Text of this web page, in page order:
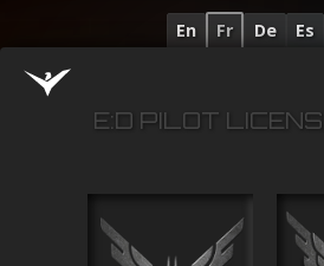
En Fr De Es
E:D PILOT